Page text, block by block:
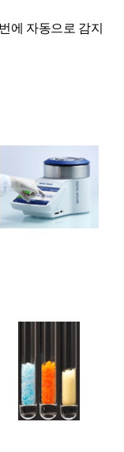
에 자동으로 감지